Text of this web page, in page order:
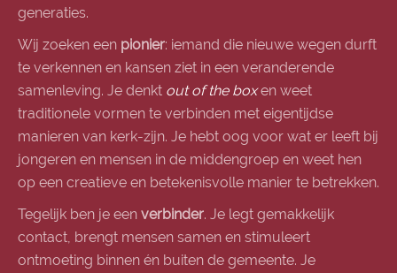
generaties.
Wij zoeken een pionier: iemand die nieuwe wegen durft
te verkennen en kansen ziet in een veranderende
samenleving. Je denkt out of the boxen weet
traditionele vormen te verbinden met eigentijdse
manieren van kerk-zijn. Je hebt oog voor wat er leeft bij
jongeren en mensen in de middengroep en weet hen
op een creatieve en betekenisvolle manier te betrekken.
Tegelijk ben je een verbinder. Je legt gemakkelijk
contact, brengt mensen samen en stimuleert
ontmoeting binnen én buiten de gemeente. Je